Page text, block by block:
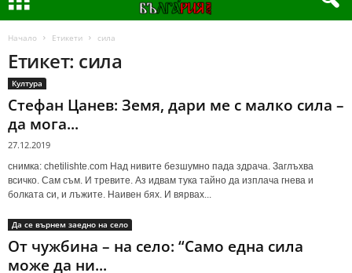
Начало Етикети сила
Етикет: сила
Култура
Стефан Цанев: Земя, дари ме с малко сила –
да мога...
27.12.2019
снимка: chetilishte.com Над нивите безшумно пада здрача. Заглъхва
всичко. Сам съм. И тревите. Аз идвам тука тайно да изплача гнева и
болката си, и лъжите. Наивен бях. И вярвах...
Да се върнем заедно на село
От чужбина – на село: “Само една сила
може да ни...